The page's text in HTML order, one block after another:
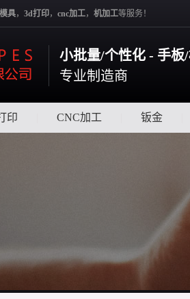
具， 3d打印， cnc加工， 机加工等服务！
小批量/个性化 - 手板
专业制造商
印 CNC加工 钣金